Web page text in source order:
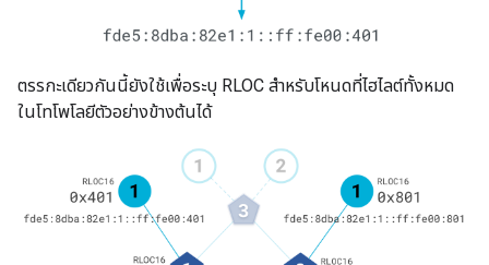
ตรรกะเดียวกันนี้ยังใช้เพื่อระบุ RLOC สำหรับโหนดที่ไฮไลต์ทั้งหมด
ในโทโพโลยีตัวอย่างข้างต้นได้